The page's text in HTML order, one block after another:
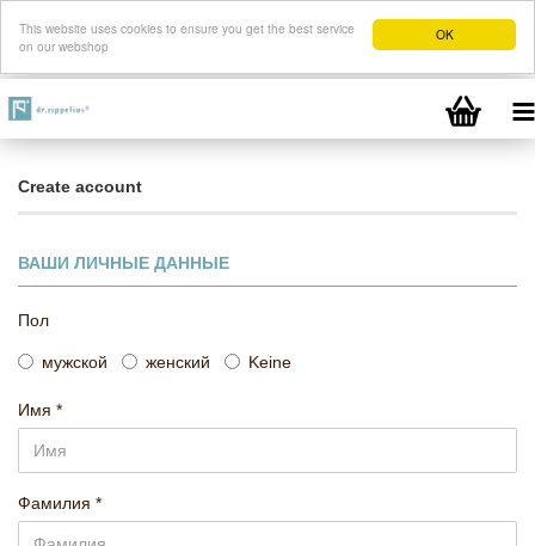
OK
This website uses cookies to ensure you get the best service
on our webshop
Create account
ВАШИ ЛИЧНЫЕ ДАННЫЕ
Пол
мужской женский Keine
Имя
Фамилия